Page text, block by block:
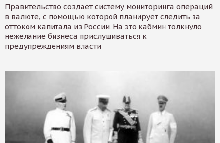
Правительство создает систему мониторинга операций
в валюте, с помощью которой планирует следить за
оттоком капитала из России. На это кабмин толкнуло
нежелание бизнеса прислушиваться к
предупреждениям власти